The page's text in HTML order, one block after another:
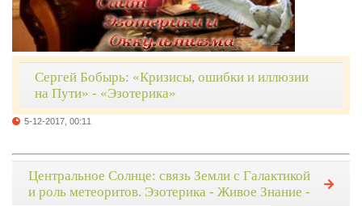
Сергей Бобырь: «Кризисы, ошибки и иллюзии
на Пути» - «Эзотерика»
5-12-2017, 00:11
Центральное Солнце: связь Земли с Галактикой
и роль метеоритов. Эзотерика - Живое Знание -